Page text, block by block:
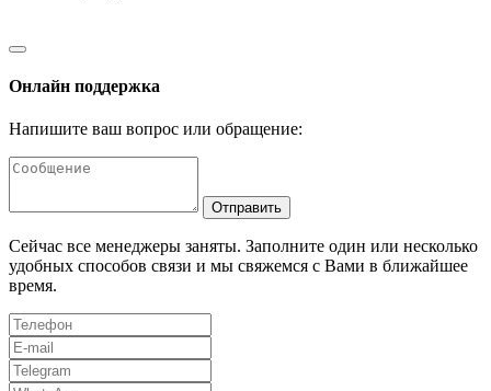
Онлайн поддержка
Напишите ваш вопрос или обращение:
Отправить
Сейчас все менеджеры заняты. Заполните один или несколько
удобных способов связи и мы свяжемся с Вами в ближайшее
время.